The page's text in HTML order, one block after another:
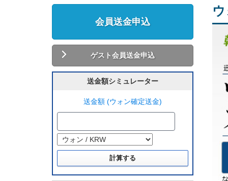
会員送金申込
ゲスト会員送金申込
送金額シミュレーター
送金額 (ウォン確定送金)